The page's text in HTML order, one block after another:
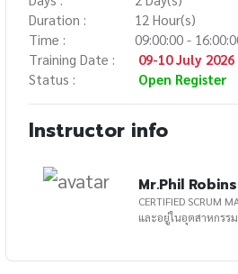
Duration :
12 Hour(s)
Time :
09:00:00 -
Training Date :
09-10 July 2026
Status :
Open Register
Instructor info
Mr.Phil
CERTIFIED SCRUM MASTER ที่มี
และอยู่ในอุตสาหกรร